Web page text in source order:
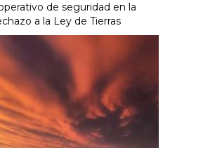
de seguridad en la
a la Ley de Tierras